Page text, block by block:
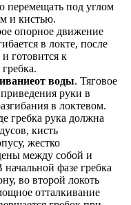
перемещать под углом
и кистью.
опорное движение
в локте, после
и готовится к
от воды. Тяговое
руки в
в локтевом.
гребка рука должна
кисть
жестко
между собой и
фазе гребка
во второй локоть
отталкивание